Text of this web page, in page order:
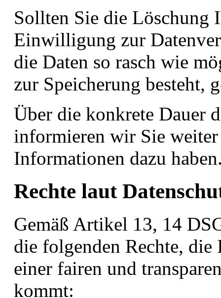
Sollten Sie die Löschung
Einwilligung zur
die Daten so rasch wie
zur Speicherung besteht,
Über die konkrete Dauer
informieren wir Sie
Informationen dazu
Rechte laut
Gemäß Artikel 13, 14
die folgenden Rechte, die
einer fairen und
kommt: